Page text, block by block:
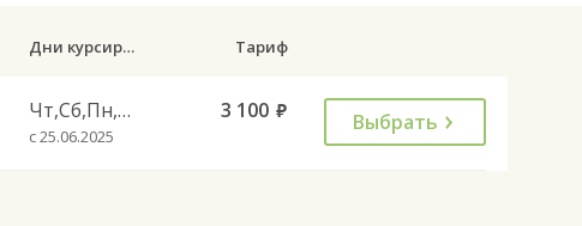
Дни курсирования Тариф
Чт,Сб,Пн,Вс
с 25.06.2025
3 100 руб. Выбрать